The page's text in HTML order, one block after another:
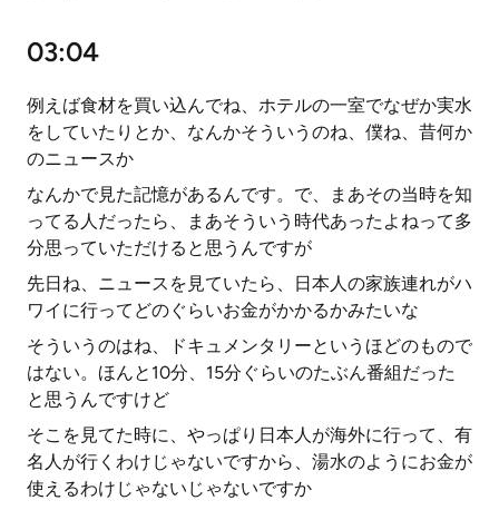
03:04
例えば食材を買い込んでね、ホテルの一室でなぜか実水
をしていたりとか、なんかそういうのね、僕ね、昔何か
のニュースか
なんかで見た記憶があるんです。で、まあその当時を知
ってる人だったら、まあそういう時代あったよねって多
分思っていただけると思うんですが
先日ね、ニュースを見ていたら、日本人の家族連れがハ
ワイに行ってどのぐらいお金がかかるかみたいな
そういうのはね、ドキュメンタリーというほどのもので
はない。ほんと10分、15分ぐらいのたぶん番組だった
と思うんですけど
そこを見てた時に、やっぱり日本人が海外に行って、有
名人が行くわけじゃないですから、湯水のようにお金が
使えるわけじゃないじゃないですか